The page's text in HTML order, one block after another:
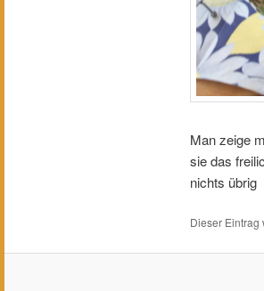
Man zeige
sie das
nichts übrig
Dieser Eintrag